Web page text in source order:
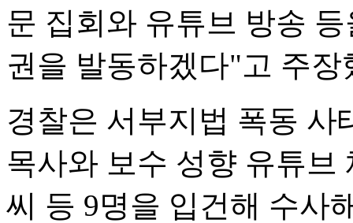
문 집회와 유튜브 방송
권을 발동하겠다"고 주장
경찰은 서부지법 폭동 사
목사와 보수 성향 유튜브
씨 등 9명을 입건해 수사